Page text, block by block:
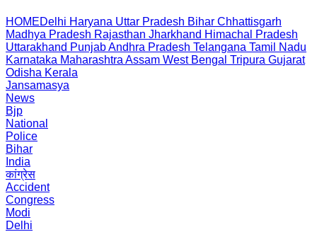
HOMEDelhi Haryana Uttar Pradesh Bihar Chhattisgarh
Madhya Pradesh Rajasthan Jharkhand Himachal Pradesh
Uttarakhand PunjabAndhra Pradesh Telangana Tamil Nadu
Karnataka Maharashtra Assam West Bengal Tripura Gujarat
Odisha Kerala
Jansamasya
News
Bjp
National
Police
Bihar
India
कांग्रेस
Accident
Congress
Modi
Delhi